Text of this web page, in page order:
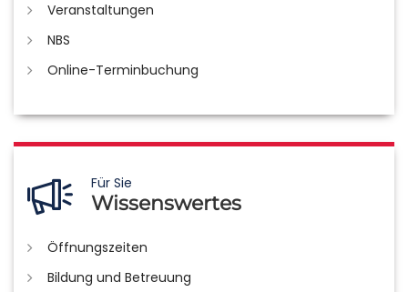
Veranstaltungen
NBS
Online-Terminbuchung
Für Sie
Wissenswertes
Öffnungszeiten
Bildung und Betreuung